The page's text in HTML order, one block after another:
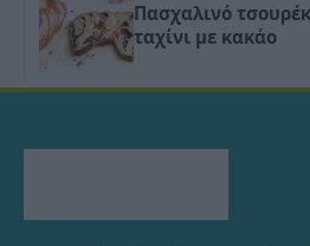
Πασχαλινό
ταχίνι με κακάο